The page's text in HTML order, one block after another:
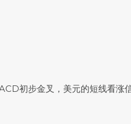
初步金叉，美元的短线看涨